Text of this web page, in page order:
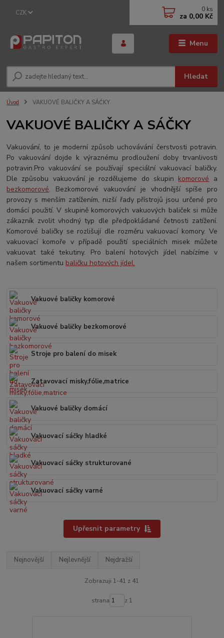
Menu
CZK
Hledat
0 ks
za 0,00 Kč
Úvod VAKUOVÉ BALIČKY A SÁČKY
VAKUOVÉ BALIČKY A SÁČKY
Vakuování, to je moderní způsob uchovávání čerstvosti potravin.
Po vakuování dojde k výraznému prodloužení doby trvanlivosti
potravin.Pro vakuování se používají speciální vakuovací baličky.
Dle způsobu vakuování je rozdělujeme do skupin komorové a
bezkomorové. Bezkomorové vakuování je vhodnější spíše pro
provozy s menším zatížením, nizší řady přístrojů jsou určené pro
domácí použití. V skupině komorových vakuových baliček si může
zákazník zvolit vhodný typ dle předpokládané četnosti zatížení.
Komorové baličky se rozlišují dle rozměru vakuovací komory. Ve
vakuovací komoře v případě použití speciálních misek můžete
vakuovat také tekutiny. Pro balení hotových jídel nabízíme v
našem sortimentu baličku hotových jídel.
Vakuové baličky komorové
Vakuové baličky bezkomorové
Stroje pro balení do misek
Zatavovací misky,fólie,matrice
Vakuové baličky domácí
Vakuovací sáčky hladké
Vakuovací sáčky strukturované
Vakuovací sáčky varné
Upřesnit parametry
Nejnovější Nejlevnější Nejdražší
Zobrazuji 1-41 z 41
strana z 1